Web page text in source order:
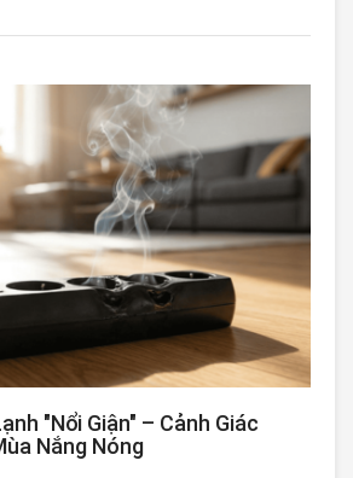
"Nổi Giận" – Cảnh Giác
Nắng Nóng